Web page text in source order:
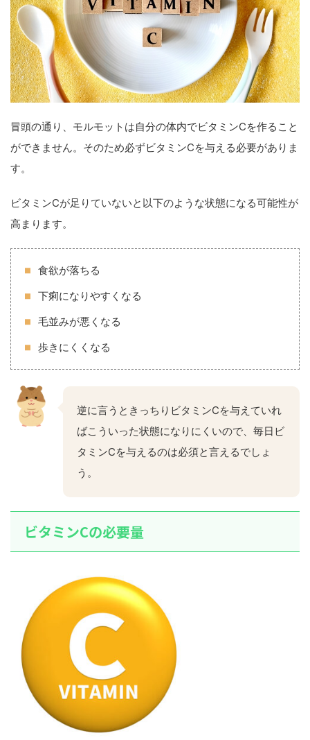
冒頭の通り、モルモットは自分の体内でビタミンCを作ること
ができません。そのため必ずビタミンCを与える必要がありま
す。
ビタミンCが足りていないと以下のような状態になる可能性が
高まります。
食欲が落ちる
下痢になりやすくなる
毛並みが悪くなる
歩きにくくなる
逆に言うときっちりビタミンCを与えていれ
ばこういった状態になりにくいので、毎日ビ
タミンCを与えるのは必須と言えるでしょ
う。
ビタミンCの必要量